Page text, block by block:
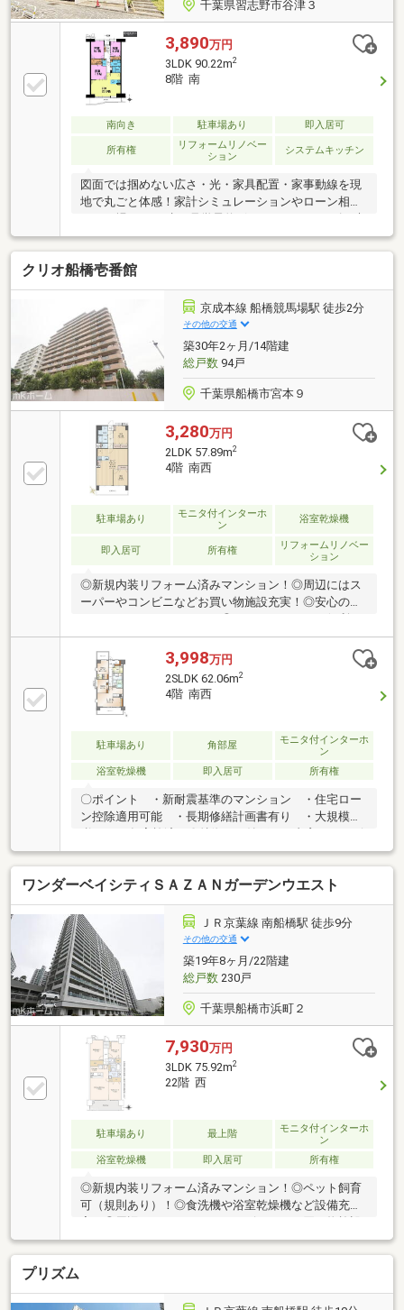
千葉県習志野市谷津３
3,890万円
3LDK 90.22m2
8階 南
南向き 駐車場あり 即入居可
所有権
リフォームリノベー
ション
システムキッチン
図面では掴めない広さ・光・家具配置・家事動線を現
地で丸ごと体感！家計シミュレーションやローン相談
場予約～♪◆＊◇ 物件のおすすめポイント ◇＊◆◇駐
車場専用使用権付（無償）◆「谷津南小学校」徒歩約
4分◇京成本線「谷津」駅 徒歩11分◎頭金0円全額ロ
ーン可能！！ ※詳しくは担当者までお尋ねくださ
い。◆千葉の家探し！いい物件を賢く探すコツ。いい
物件を賢く探すポイント。幸せなお住まいとの出会い
のお手伝いを致します◆◆キッズスペースやオムツ替
えのスペースもご用意しておりますので、お子様連れ
のご家族もお気軽にお越しください◆
クリオ船橋壱番館
京成本線 船橋競馬場駅 徒歩2分
その他の交通
築30年2ヶ月/14階建
総戸数94戸
千葉県船橋市宮本９
3,280万円
2LDK 57.89m2
4階 南西
駐車場あり
モニタ付インターホ
ン
浴室乾燥機
即入居可 所有権
リフォームリノベー
ション
◎新規内装リフォーム済みマンション！◎周辺にはス
ーパーやコンビニなどお買い物施設充実！◎安心のオ
宅配ボックス完備！◎食洗機や浴室乾燥機など設備充
実！◎LDKは家具を置いてもゆとりある広さ！家族団
らんの時間をゆったり過ごすことができますね！【リ
フォーム内容】・システムキッチン交換・ユニットバ
ス交換・トイレ交換・洗面化粧台交換 洗濯パン交
ューズボックス交換・フローリング張替 クロス貼
替 建具交換・照明新規取付・ハウスクリーニング
3,998万円
2SLDK 62.06m2
4階 南西
駐車場あり 角部屋
モニタ付インターホ
ン
浴室乾燥機
即入居可 所有権
〇ポイント ・新耐震基準のマンション ・住宅ロー
ン控除適用可能 ・長期修繕計画書有り ・大規模修
ングに大型の壁面収納 ・リビングに間接照明設
置 ・ウォークインクローゼット ・パントリー ・
シューズインクローク 〇リフォーム内容 ・キッチ
ン、浴室、洗面、トイレ ・給湯器、給排水管 ・ク
ロス貼替、フローリング張替 ・建具 ・浄水器、食
洗機、 ・ディスポーザー新規交換 ・追焚機能、浴
室換気乾燥機〇設備 ・オートロックシステム ・宅
配ボックス ・エレベーター※家具はCGホームステー
ジング画像です
ワンダーベイシティＳＡＺＡＮガーデンウエスト
ＪＲ京葉線 南船橋駅 徒歩9分
その他の交通
築19年8ヶ月/22階建
総戸数230戸
千葉県船橋市浜町２
7,930万円
3LDK 75.92m2
22階 西
駐車場あり 最上階
モニタ付インターホ
ン
浴室乾燥機
即入居可 所有権
◎新規内装リフォーム済みマンション！◎ペット飼育
可（規則あり）！◎食洗機や浴室乾燥機など設備充
充実！【リフォーム内容】・キッチン …クリナップ製
システムキッチン・浴 室…LIXIL製ユニットバス・
TOTO製ウォシュレット一体型トイレ・床 …・フロ
プリズム